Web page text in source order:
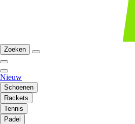
Zoeken
Nieuw
Schoenen
Rackets
Tennis
Padel